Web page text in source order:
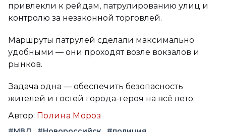
привлекли к рейдам, патрулированию улиц и
контролю за незаконной торговлей.
Маршруты патрулей сделали максимально
удобными — они проходят возле вокзалов и
рынков.
Задача одна — обеспечить безопасность
жителей и гостей города-героя на всё лето.
Автор: Полина Мороз